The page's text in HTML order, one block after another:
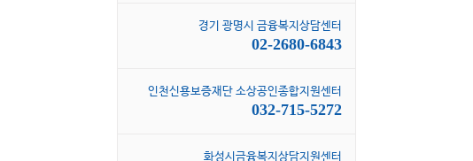
경기 광명시 금융복지상담센터
02-2680-6843
인천신용보증재단 소상공인종합지원센터
032-715-5272
화성시금융복지상담지원센터